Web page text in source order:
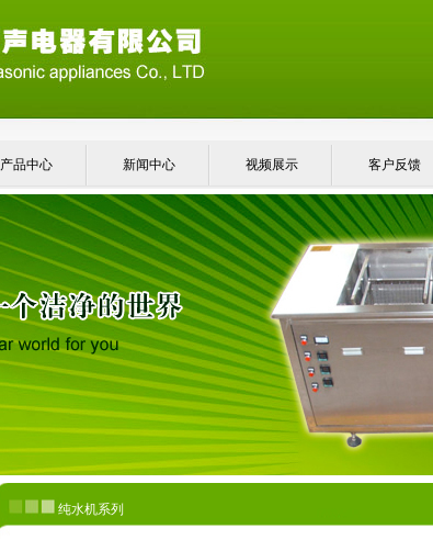
产品中心 新闻中心 视频展示 客户反馈
纯水机系列